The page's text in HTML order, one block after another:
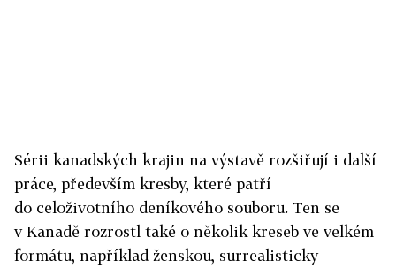
Sérii kanadských krajin na výstavě rozšiřují i další
práce, především kresby, které patří
do celoživotního deníkového souboru. Ten se
v Kanadě rozrostl také o několik kreseb ve velkém
formátu, například ženskou, sur­realisticky